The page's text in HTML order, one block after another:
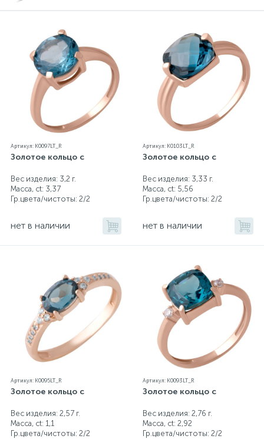
Артикул: K0097LT_R
Золотое кольцо с
Вес изделия: 3,2 г.
Масса, ct: 3,37
Гр.цвета/чистоты: 2/2
нет в наличии
Артикул: K0103LT_R
Золотое кольцо с
Вес изделия: 3,33 г.
Масса, ct: 5,56
Гр.цвета/чистоты: 2/2
нет в наличии
Артикул: K0095LT_R
Золотое кольцо с
Вес изделия: 2,57 г.
Масса, ct: 1,1
Гр.цвета/чистоты: 2/2
Артикул: K0093LT_R
Золотое кольцо с
Вес изделия: 2,76 г.
Масса, ct: 2,92
Гр.цвета/чистоты: 2/2
Серебряные колье
Серебряные цепочки
Серебряные аксессуары
Серебряные сувениры